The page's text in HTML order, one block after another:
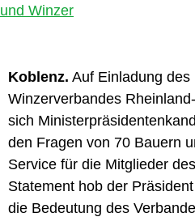
Koblenz. Auf Einladung des
Winzerverbandes
sich
den Fragen von 70 Bauern
Service für die Mitglieder
Statement hob der
die Bedeutung des